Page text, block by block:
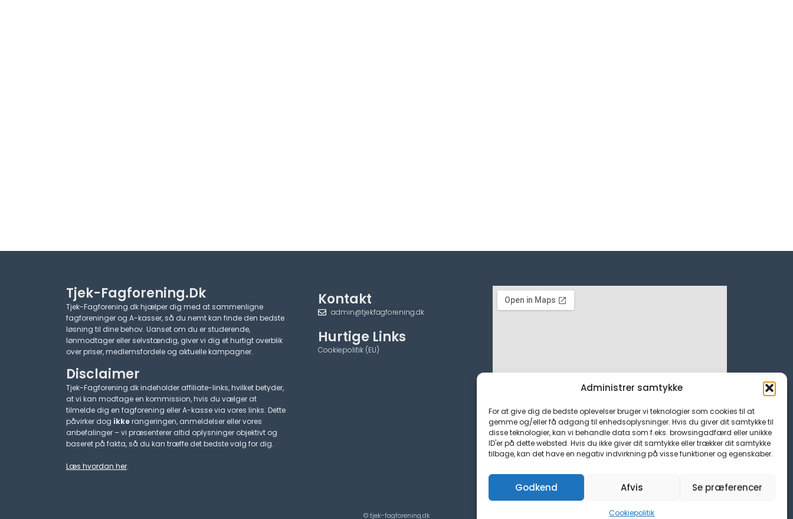
Administrer samtykke
For at give dig de bedste oplevelser bruger vi teknologier som cookies til at
gemme og/eller få adgang til enhedsoplysninger. Hvis du giver dit samtykke til
disse teknologier, kan vi behandle data som f.eks. browsingadfærd eller unikke
ID'er på dette websted. Hvis du ikke giver dit samtykke eller trækker dit samtykke
tilbage, kan det have en negativ indvirkning på visse funktioner og egenskaber.
Godkend Afvis Se præferencer
Cookiepolitik
Tjek-Fagforening.dk
Tjek-Fagforening.dk hjælper dig med at sammenligne
fagforeninger og A-kasser, så du nemt kan finde den bedste
løsning til dine behov. Uanset om du er studerende,
lønmodtager eller selvstændig, giver vi dig et hurtigt overblik
over priser, medlemsfordele og aktuelle kampagner.​
Disclaimer
Tjek-Fagforening.dk indeholder affiliate-links, hvilket betyder,
at vi kan modtage en kommission, hvis du vælger at
tilmelde dig en fagforening eller A-kasse via vores links. Dette
påvirker dog ikkerangeringen, anmeldelser eller vores
anbefalinger – vi præsenterer altid oplysninger objektivt og
baseret på fakta, så du kan træffe det bedste valg for dig.
Læs hvordan her.
Kontakt
admin@tjekfagforening.dk
Hurtige Links
Cookiepolitik (EU)
© tjek-fagforening.dk